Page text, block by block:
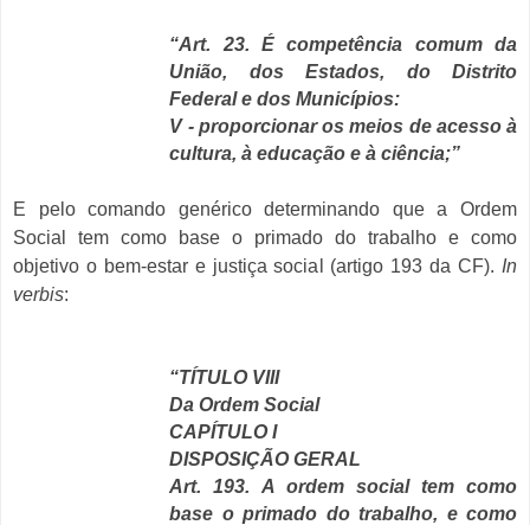
“Art. 23. É competência comum da
União, dos Estados, do Distrito
Federal e dos Municípios:
V - proporcionar os meios de acesso à
cultura, à educação e à ciência;”
E pelo comando genérico determinando que a Ordem
Social tem como base o primado do trabalho e como
objetivo o bem-estar e justiça social (artigo 193 da CF). In
verbis:
“TÍTULO VIII
Da Ordem Social
CAPÍTULO I
DISPOSIÇÃO GERAL
Art. 193. A ordem social tem como
base o primado do trabalho, e como